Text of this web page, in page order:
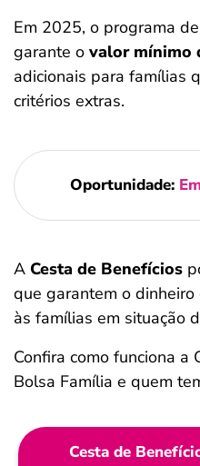
Em 2025, o programa
garante o valor mínimo
adicionais para famílias
critérios extras.
Oportunidade:
A Cesta de Benefícios
que garantem o
às famílias em situação
Confira como funciona a
Bolsa Família e quem
Cesta de